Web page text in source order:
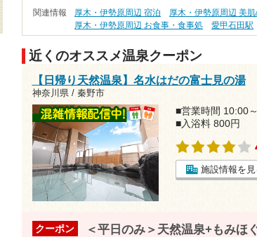
関連情報 厚木・伊勢原周辺 宿泊 厚木・伊勢原周辺 美
厚木・伊勢原周辺 お食事・食事処
愛甲石田駅
近くのオススメ温泉クーポン
【日帰り天然温泉】名水はだの富士見の湯
神奈川県 / 秦野市
■営業時間 10:00
■入浴料 800円
施設情報を見
クーポン ＜平日のみ＞天然温泉+もみほ